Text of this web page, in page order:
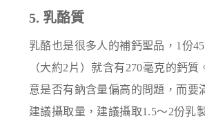
5. 乳酪質
乳酪也是很多人的補鈣聖品，1份
（大約2片）就含有270毫克的鈣質
意是否有鈉含量偏高的問題，而要
建議攝取量，建議攝取1.5～2份乳